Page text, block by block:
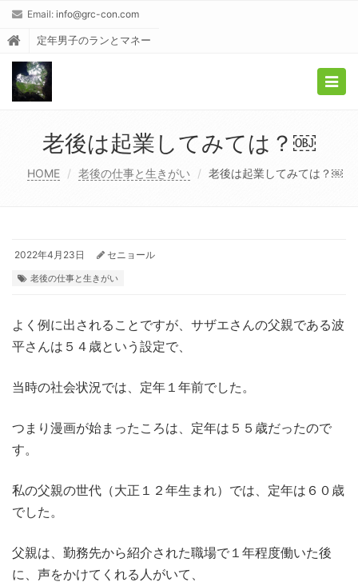
Email: info@grc-con.com
定年男子のランとマネー
老後は起業してみては？￼
HOME 老後の仕事と生きがい 老後は起業してみては？￼
2022年4月23日 セニョール
老後の仕事と生きがい
よく例に出されることですが、サザエさんの父親である波
平さんは５４歳という設定で、
当時の社会状況では、定年１年前でした。
つまり漫画が始まったころは、定年は５５歳だったので
す。
私の父親の世代（大正１２年生まれ）では、定年は６０歳
でした。
父親は、勤務先から紹介された職場で１年程度働いた後
に、声をかけてくれる人がいて、